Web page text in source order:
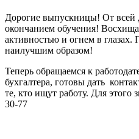
Дорогие выпускницы! От всей
окончанием обучения!
активностью и огнем в глазах.
наилучшим образом!
Теперь обращаемся к
бухгалтера, готовы дать
те, кто ищут работу. Для этого
30-77